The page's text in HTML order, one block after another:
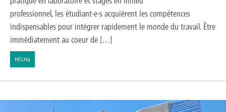
professionnel, les étudiant·e·s acquièrent les compétences
indispensables pour intégrer rapidement le monde du travail. Être
immédiatement au coeur de […]
HELHa